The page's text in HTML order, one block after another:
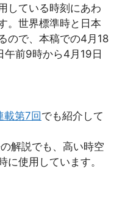
している時刻にあわ
。世界標準時と日本
ので、本稿での4月18
午前9時から4月19日
載第7回でも紹介して
解説でも、高い時空
に使用しています。